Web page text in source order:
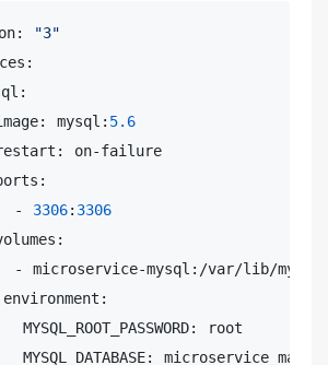
"3"
mysql:
5.6
on-failure
-
3306: 3306
microservice-mysql:/var/lib/mysql
MYSQL_ROOT_PASSWORD: root
MYSQL_DATABASE: